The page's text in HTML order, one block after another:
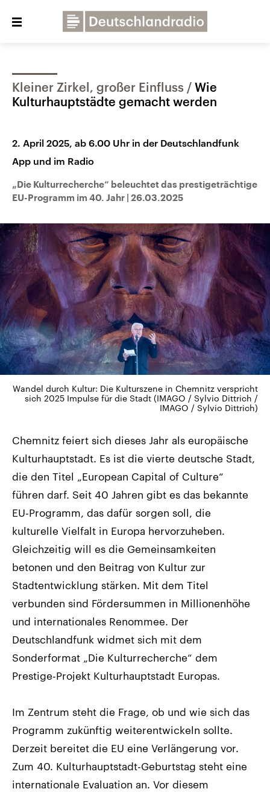
Close
Deutschlandfunk
Deutschlandfunk Kultur
Deutschlandfunk Nova
Über uns Programme Presse
Dialog und Kontakt
Kleiner Zirkel, großer Einfluss
Wie
Kulturhauptstädte gemacht werden
2. April 2025, ab 6.00 Uhr in der Deutschlandfunk
App und im Radio
„Die Kulturrecherche“ beleuchtet das prestigeträchtige
EU-Programm im 40. Jahr
26.03.2025
Wandel durch Kultur: Die Kulturszene in Chemnitz verspricht
sich 2025 Impulse für die Stadt (IMAGO / Sylvio Dittrich /
IMAGO / Sylvio Dittrich)
Chemnitz feiert sich dieses Jahr als europäische
Kulturhauptstadt. Es ist die vierte deutsche Stadt,
die den Titel „European Capital of Culture“
führen darf. Seit 40 Jahren gibt es das bekannte
EU-Programm, das dafür sorgen soll, die
kulturelle Vielfalt in Europa hervorzuheben.
Gleichzeitig will es die Gemeinsamkeiten
betonen und den Beitrag von Kultur zur
Stadtentwicklung stärken. Mit dem Titel
verbunden sind Fördersummen in Millionenhöhe
und internationales Renommee. Der
Deutschlandfunk widmet sich mit dem
Sonderformat „Die Kulturrecherche“ dem
Prestige-Projekt Kulturhauptstadt Europas.
Im Zentrum steht die Frage, ob und wie sich das
Programm zukünftig weiterentwickeln sollte.
Derzeit bereitet die EU eine Verlängerung vor.
Zum 40. Kulturhauptstadt-Geburtstag steht eine
internationale Evaluation an. Vor diesem